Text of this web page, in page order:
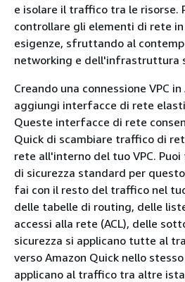
e isolare il traffico tra le risorse.
controllare gli elementi di rete
esigenze, sfruttando al
networking e dell'infrastruttura
Creando una connessione VPC
aggiungi interfacce di rete
Queste interfacce di rete
Quick di scambiare traffico di
rete all'interno del tuo VPC.
di sicurezza standard per
fai con il resto del traffico nel
delle tabelle di routing, delle
accessi alla rete (ACL), delle
sicurezza si applicano tutte al
verso Amazon Quick nello
applicano al traffico tra altre